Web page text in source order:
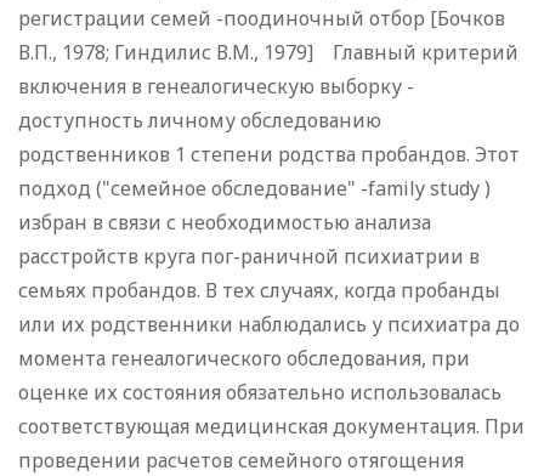
регистрации семей -поодиночный отбор [Бочков
В.П., 1978; Гиндилис В.М., 1979] Главный критерий
включения в генеалогическую выборку -
доступность личному обследованию
родственников 1 степени родства пробандов. Этот
подход ("семейное обследование" -family study )
избран в связи с необходимостью анализа
расстройств круга пог-раничной психиатрии в
семьях пробандов. В тех случаях, когда пробанды
или их родственники наблюдались у психиатра до
момента генеалогического обследования, при
оценке их состояния обязательно использовалась
соответствующая медицинская документация. При
проведении расчетов семейного отягощения